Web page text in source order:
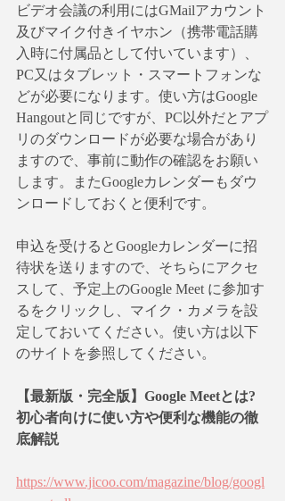
ビデオ会議の利用にはGMailアカウント
及びマイク付きイヤホン（携帯電話購
入時に付属品として付いています）、
PC又はタブレット・スマートフォンな
どが必要になります。使い方はGoogle
Hangoutと同じですが、PC以外だとアプ
リのダウンロードが必要な場合があり
ますので、事前に動作の確認をお願い
します。またGoogleカレンダーもダウ
ンロードしておくと便利です。
申込を受けるとGoogleカレンダーに招
待状を送りますので、そちらにアクセ
スして、予定上のGoogle Meet に参加す
るをクリックし、マイク・カメラを設
定しておいてください。使い方は以下
のサイトを参照してください。
【最新版・完全版】Google Meetとは?
初心者向けに使い方や便利な機能の徹
底解説
https://www.jicoo.com/magazine/blog/googl